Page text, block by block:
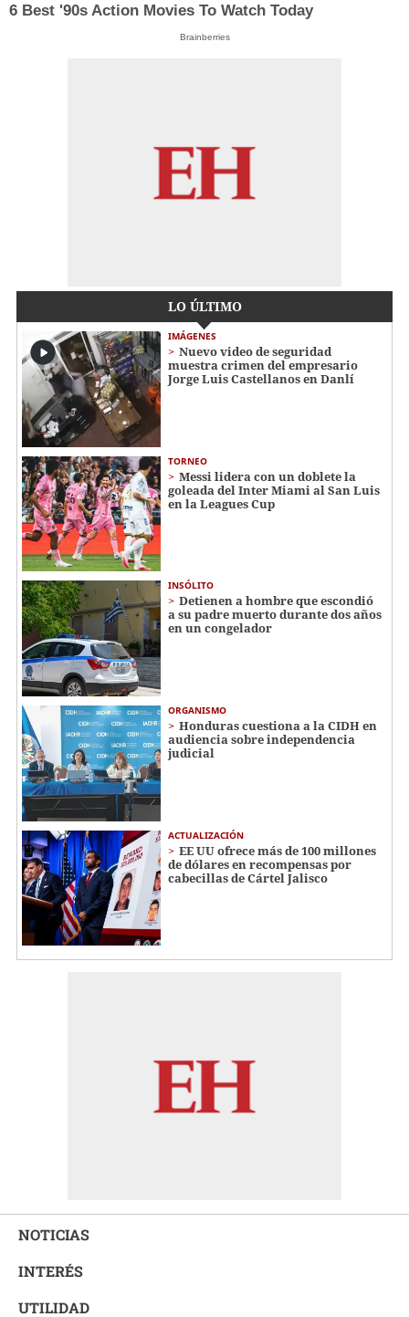
6 Best '90s Action Movies To Watch Today
Brainberries
LO ÚLTIMO
IMÁGENES
Nuevo video de seguridad
muestra crimen del empresario
Jorge Luis Castellanos en Danlí
TORNEO
Messi lidera con un doblete la
goleada del Inter Miami al San Luis
en la Leagues Cup
INSÓLITO
Detienen a hombre que escondió
a su padre muerto durante dos años
en un congelador
ORGANISMO
Honduras cuestiona a la CIDH en
audiencia sobre independencia
judicial
ACTUALIZACIÓN
EE UU ofrece más de 100 millones
de dólares en recompensas por
cabecillas de Cártel Jalisco
NOTICIAS
INTERÉS
UTILIDAD